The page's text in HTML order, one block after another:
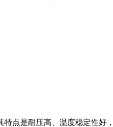
特点是耐压高、温度稳定性好